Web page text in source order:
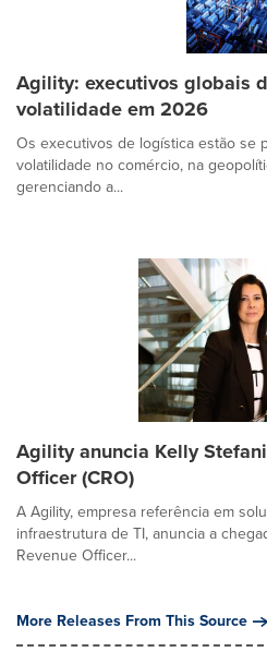
Agility: executivos globais
volatilidade em 2026
Os executivos de logística estão se
volatilidade no comércio, na
gerenciando a...
Agility anuncia Kelly
Officer (CRO)
A Agility, empresa referência em
infraestrutura de TI, anuncia a
Revenue Officer...
More Releases From This Source